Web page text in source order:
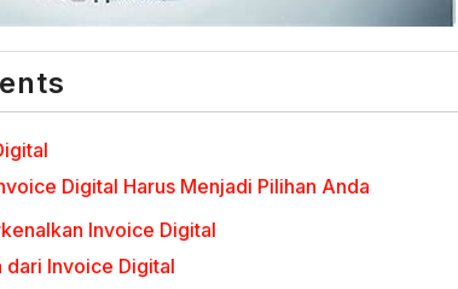
Digital Harus Menjadi Pilihan Anda
Invoice Digital
dari Invoice Digital